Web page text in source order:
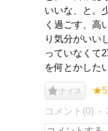
いいな、と。
く過ごす、高
り気分がいい
っていなくて
を何とかした
ナイス ★5
コメント(0)